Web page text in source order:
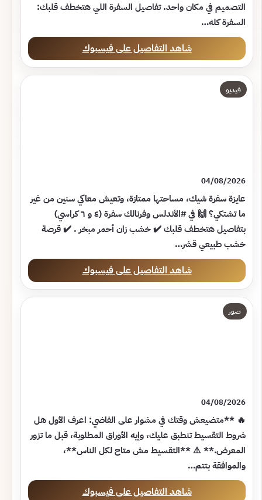
التصميم في مكان واحد. تفاصيل السفرة اللي هتخطف قلبك:
السفرة كله…
شاهد التفاصيل على فيسبوك
فيديو
04/08/2026
عايزة سفرة شيك، مساحتها ممتازة، وتعيش معاكي سنين من غير
ما تشتكي؟ 🙌 في #الأندلس وفرنالك سفرة (٤ و ٦ كراسي)
بتفاصيل هتخطف قلبك ✔️ خشب زان أحمر مبخر . ✔️ قرصة
خشب طبيعي قشر…
شاهد التفاصيل على فيسبوك
صور
04/08/2026
🔥 **متضيعش وقتك في مشوار على الفاضي: اعرف الأول هل
شروط التقسيط تنطبق عليك، وإيه الأوراق المطلوبة، قبل ما تزور
المعرض.** ⚠️ **التقسيط مش متاح لكل الناس**،
والموافقة بتتم…
شاهد التفاصيل على فيسبوك